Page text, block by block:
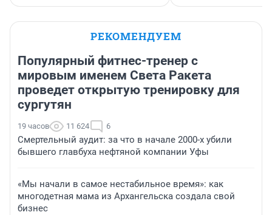
РЕКОМЕНДУЕМ
Популярный фитнес-тренер с
мировым именем Света Ракета
проведет открытую тренировку для
сургутян
19 часов 11 624 6
Смертельный аудит: за что в начале 2000-х убили
бывшего главбуха нефтяной компании Уфы
«Мы начали в самое нестабильное время»: как
многодетная мама из Архангельска создала свой
бизнес